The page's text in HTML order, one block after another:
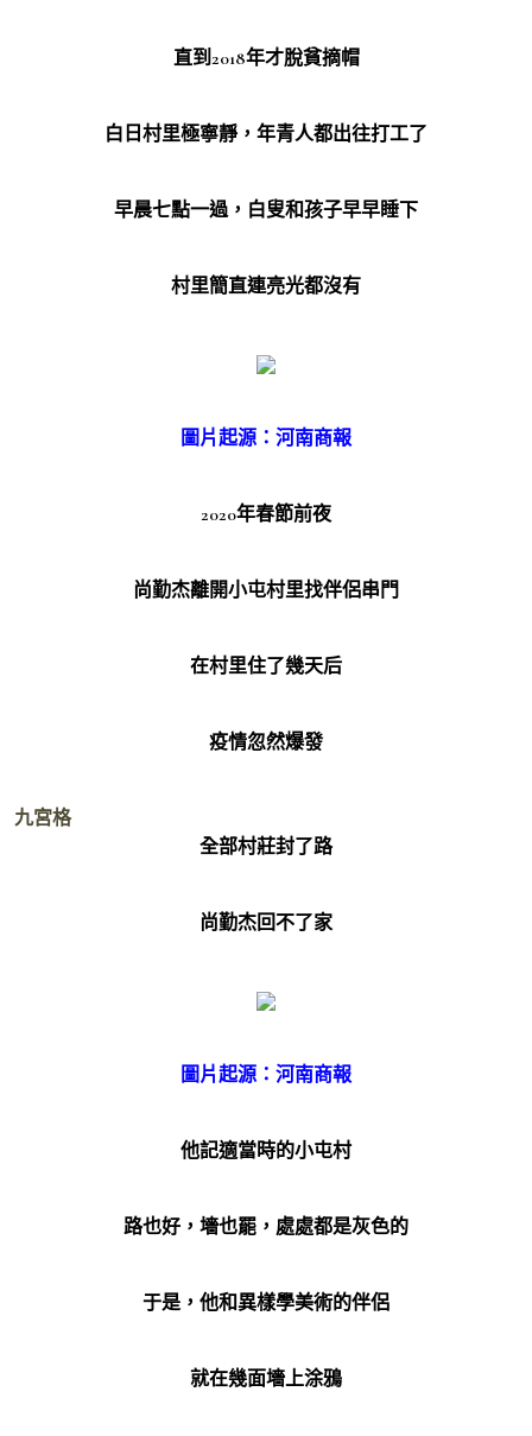
直到2018年才脫貧摘帽
白日村里極寧靜，年青人都出往打工了
早晨七點一過，白叟和孩子早早睡下
村里簡直連亮光都沒有
圖片起源：河南商報
2020年春節前夜
尚勤杰離開小屯村里找伴侶串門
在村里住了幾天后
疫情忽然爆發
九宮格
全部村莊封了路
尚勤杰回不了家
圖片起源：河南商報
他記適當時的小屯村
路也好，墻也罷，處處都是灰色的
于是，他和異樣學美術的伴侶
就在幾面墻上涂鴉